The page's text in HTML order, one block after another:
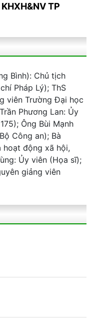
TP
Bình): Chủ tịch
Pháp Lý); ThS
viên Trường Đại học
Phương Lan: Ủy
Ông Bùi Mạnh
Công an); Bà
hoạt động xã hội,
Ủy viên (Họa sĩ);
giảng viên